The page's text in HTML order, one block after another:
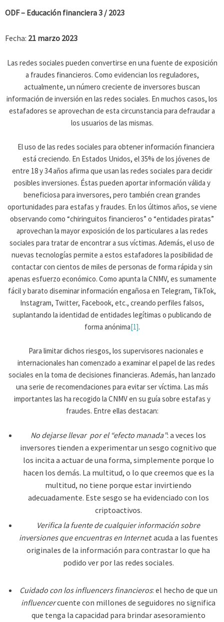
ODF – Educación financiera 3 / 2023
Fecha: 21 marzo 2023
Las redes sociales pueden convertirse en una fuente de exposición
a fraudes financieros. Como evidencian los reguladores,
actualmente, un número creciente de inversores buscan
información de inversión en las redes sociales. En muchos casos, los
estafadores se aprovechan de esta circunstancia para defraudar a
los usuarios de las mismas.
El uso de las redes sociales para obtener información financiera
está creciendo. En Estados Unidos, el 35% de los jóvenes de
entre 18 y 34 años afirma que usan las redes sociales para decidir
posibles inversiones. Éstas pueden aportar información válida y
beneficiosa para inversores, pero también crean grandes
oportunidades para estafas y fraudes. En los últimos años, se viene
observando como “chiringuitos financieros” o “entidades piratas”
aprovechan la mayor exposición de los particulares a las redes
sociales para tratar de encontrar a sus víctimas. Además, el uso de
nuevas tecnologías permite a estos estafadores la posibilidad de
contactar con cientos de miles de personas de forma rápida y sin
apenas esfuerzo económico. Como apunta la CNMV, es sumamente
fácil y barato diseminar información engañosa en Telegram, TikTok,
Instagram, Twitter, Facebook, etc., creando perfiles falsos,
suplantando la identidad de entidades legítimas o publicando de
forma anónima[1].
Para limitar dichos riesgos, los supervisores nacionales e
internacionales han comenzado a examinar el papel de las redes
sociales en la toma de decisiones financieras. Además, han lanzado
una serie de recomendaciones para evitar ser víctima. Las más
importantes las ha recogido la CNMV en su guía sobre estafas y
fraudes. Entre ellas destacan:
No dejarse llevar por el “efecto manada”: a veces los
inversores tienden a experimentar un sesgo cognitivo que
los incita a actuar de una forma, simplemente porque lo
hacen los demás. La multitud, o lo que creemos que es la
multitud, no tiene porque estar invirtiendo
adecuadamente. Este sesgo se ha evidenciado con los
criptoactivos.
Verifica la fuente de cualquier información sobre
inversiones que encuentras en Internet: acuda a las fuentes
originales de la información para contrastar lo que ha
podido ver por las redes sociales.
Cuidado con los influencers financieros: el hecho de que un
influencercuente con millones de seguidores no significa
que tenga la capacidad para brindar asesoramiento